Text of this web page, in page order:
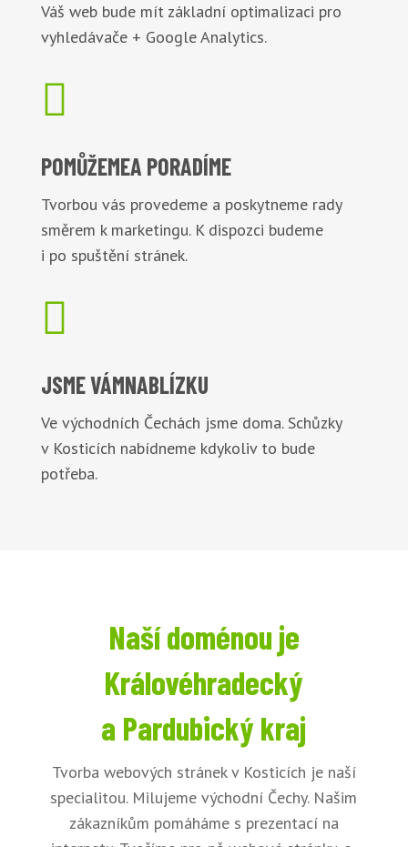
Váš web bude mít základní optimalizaci pro
vyhledávače + Google Analytics.

POMŮŽEMEA PORADÍME
Tvorbou vás provedeme a poskytneme rady
směrem k marketingu. K dispozci budeme
i po spuštění stránek.

JSME VÁMNABLÍZKU
Ve východních Čechách jsme doma. Schůzky
v Kosticích nabídneme kdykoliv to bude
potřeba.
Naší doménou je
Královéhradecký
a Pardubický kraj
Tvorba webových stránek v Kosticích je naší
specialitou. Milujeme východní Čechy. Našim
zákazníkům pomáháme s prezentací na